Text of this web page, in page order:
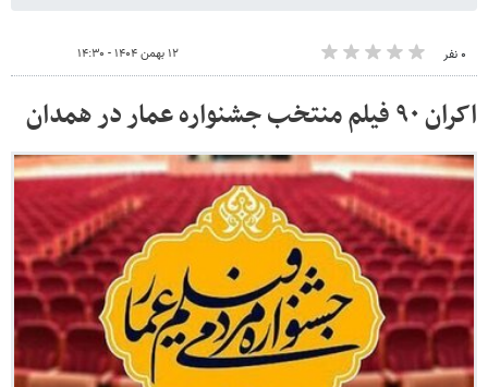
۰ نفر ۱۲ بهمن ۱۴۰۴ - ۱۴:۳۰
اکران ۹۰ فیلم منتخب جشنواره عمار در همدان